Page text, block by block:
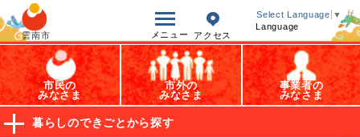
雲南市 メニュー アクセス
Select Language ▼
Language
オープンデータ
市民の
みなさま
市外の
みなさま
事業者の
みなさま
暮らしのできごとから探す